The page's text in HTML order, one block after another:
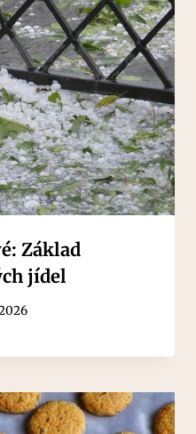
Základ
jídel